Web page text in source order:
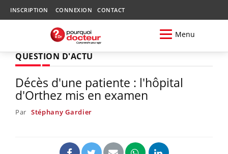
INSCRIPTION CONNEXION CONTACT
Menu
QUESTION D'ACTU
Décès d'une patiente : l'hôpital
d'Orthez mis en examen
Par Stéphany Gardier